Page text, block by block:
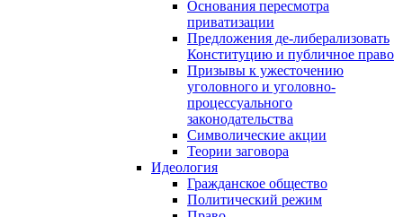
Основания пересмотра
приватизации
Предложения де-либерализовать
Конституцию и публичное право
Призывы к ужесточению
уголовного и уголовно-
процессуального
законодательства
Символические акции
Теории заговора
Идеология
Гражданское общество
Политический режим